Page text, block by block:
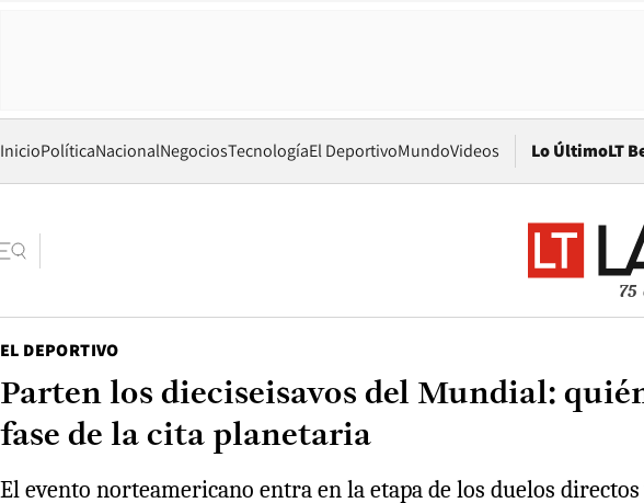
InicioPolíticaNacionalNegociosTecnologíaEl DeportivoMundoVideos Lo ÚltimoLT
75
EL DEPORTIVO
Parten los dieciseisavos del Mundial:
fase de la cita planetaria
El evento norteamericano entra en la etapa de los duelos